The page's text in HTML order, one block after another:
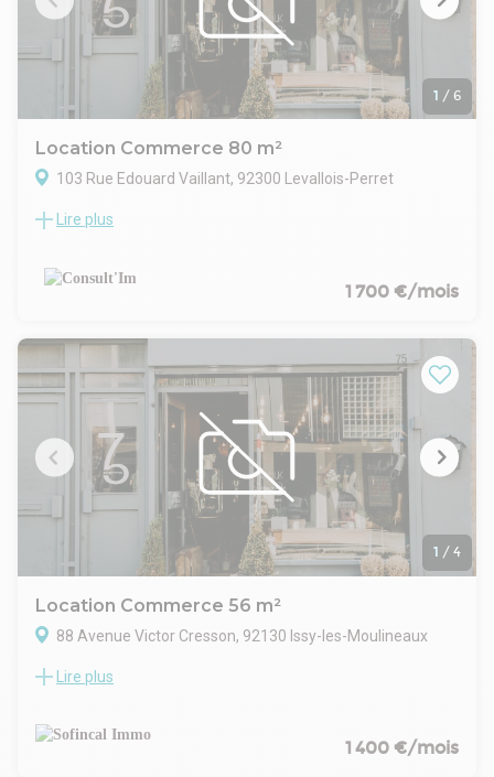
1 / 6
Location Commerce 80 m²
103 Rue Edouard Vaillant, 92300 Levallois-Perret
M° Pont de Levallois , dans un immeuble de standing, à louer
CARACTERISTIQUES DE L'OFFRE
Bel espace de vente
Cave en stockage avec chambre froide
Climatisation
Extraction 400 m
CONDITIONS FINANCIERES
Bail : 3/6/9 ans
Droit au bail : Nous contacter
Honoraires d'agence : 10 % du montant de la cession
Loyer mensuel : 1 700 € HT HC
Disponibilité : Après accord
Lire plus
1 700 €/mois
1 / 4
Location Commerce 56 m²
88 Avenue Victor Cresson, 92130 Issy-les-Moulineaux
L’immeuble situé avenue Victor Cresson à Issy-les-
élégante, caractérisée par une façade blanche structurée,
rythmée par de larges balcons vitrés et des espaces
Lire plus
1 400 €/mois